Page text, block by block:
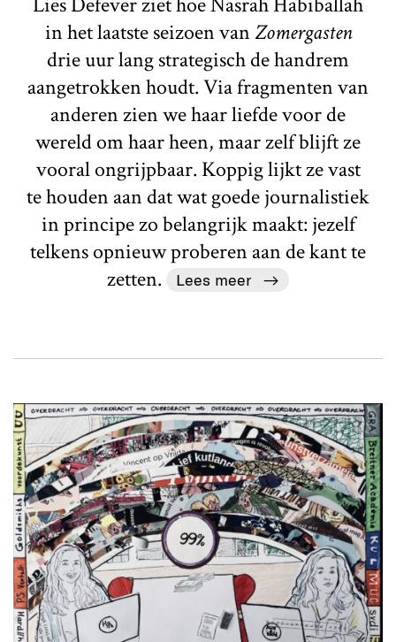
in het laatste seizoen vanZomergasten
drie uur lang strategisch de handrem
aangetrokken houdt. Via fragmenten van
anderen zien we haar liefde voor de
wereld om haar heen, maar zelf blijft ze
vooral ongrijpbaar. Koppig lijkt ze vast
te houden aan dat wat goede journalistiek
in principe zo belangrijk maakt: jezelf
telkens opnieuw proberen aan de kant te
zetten.
Lees meer